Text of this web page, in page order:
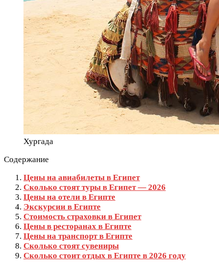
Хургада
Содержание
Цены на авиабилеты в Египет
Сколько стоят туры в Египет — 2026
Цены на отели в Египте
Экскурсии в Египте
Стоимость страховки в Египет
Цены в ресторанах в Египте
Цены на транспорт в Египте
Сколько стоят сувениры
Сколько стоит отдых в Египте в 2026 году